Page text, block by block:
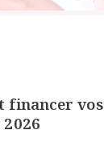
financer vos